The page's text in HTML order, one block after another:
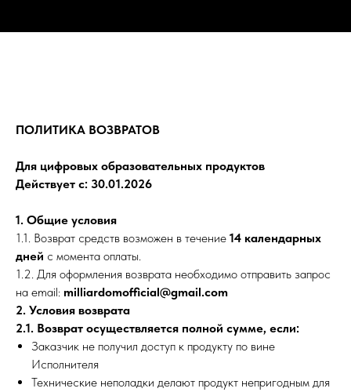
ПОЛИТИКА ВОЗВРАТОВ
Для цифровых образовательных продуктов
Действует с: 30.01.2026
1. Общие условия
1.1. Возврат средств возможен в течение 14 календарных
дней с момента оплаты.
1.2. Для оформления возврата необходимо отправить запрос
на email: milliardomofficial@gmail.com
2. Условия возврата
2.1. Возврат осуществляется полной сумме, если:
Заказчик не получил доступ к продукту по вине
Исполнителя
Технические неполадки делают продукт непригодным для